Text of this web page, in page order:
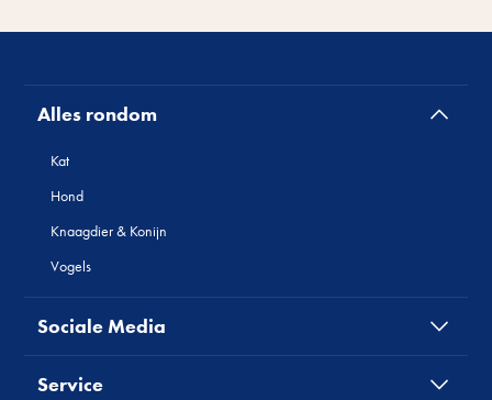
Alles rondom
Kat
Hond
Knaagdier & Konijn
Vogels
Sociale Media
Service